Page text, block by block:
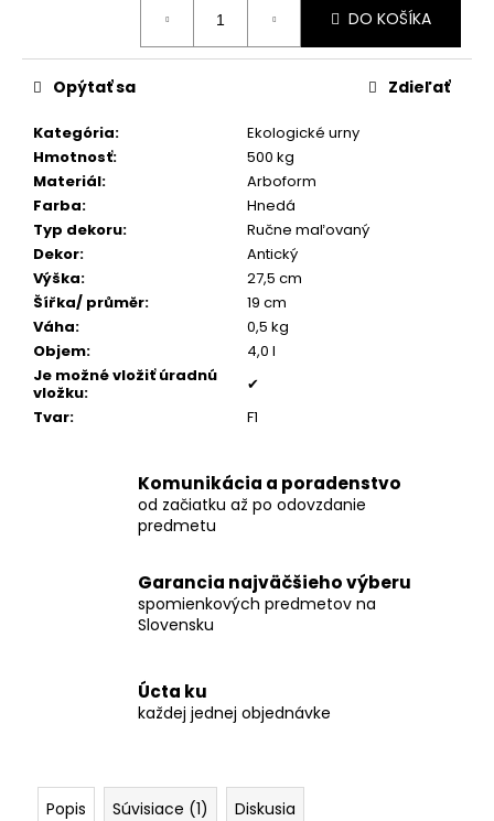
DO KOŠÍKA
Kategória:
Ekologické urny
Hmotnosť:
500 kg
Materiál:
Arboform
Farba:
Hnedá
Typ dekoru:
Ručne maľovaný
Dekor:
Antický
Výška:
27,5 cm
Šířka/ průměr:
19 cm
Váha:
0,5 kg
Objem:
4,0 l
Je možné vložiť úradnú
vložku:
✔
Tvar: F1
Opýtať sa Zdieľať
Komunikácia a poradenstvo
od začiatku až po odovzdanie
predmetu
Garancia najväčšieho výberu
spomienkových predmetov na
Slovensku
Úcta ku
každej jednej objednávke
Popis Súvisiace (1) Diskusia
ú
č
a
m
e
OVÁLIK
SO
ZIRKÓNMI
€159